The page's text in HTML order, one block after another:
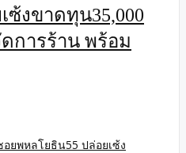
ซ้งขาดทุน35,000
การร้าน พร้อม